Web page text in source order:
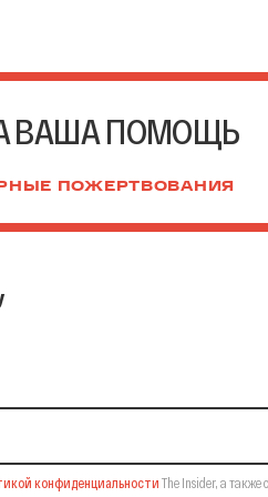
ВАША ПОМОЩЬ
ПОЖЕРТВОВАНИЯ
конфиденциальности The Insider, а также